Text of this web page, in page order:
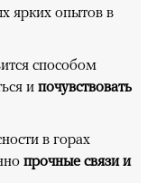
ярких опытов в
способом
и почувствовать
в горах
прочные связи и